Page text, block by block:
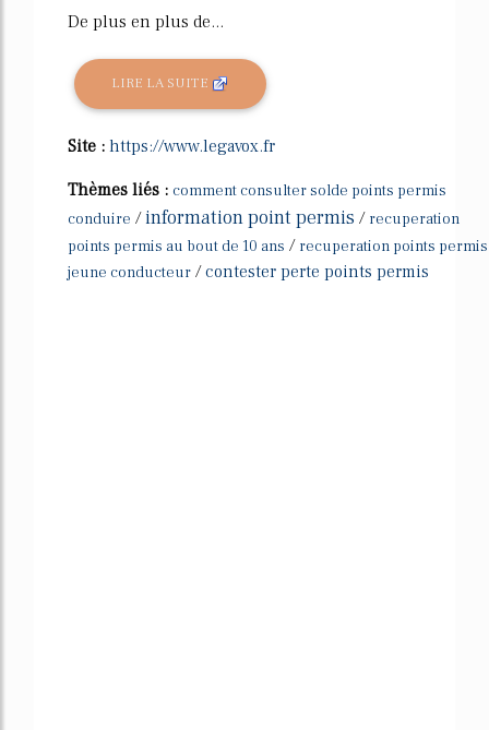
De plus en plus de...
LIRE LA SUITE
Site : https://www.legavox.fr
Thèmes liés : comment consulter solde points permis
conduire /information point permis / recuperation
points permis au bout de 10 ans / recuperation points permis
jeune conducteur /contester perte points permis